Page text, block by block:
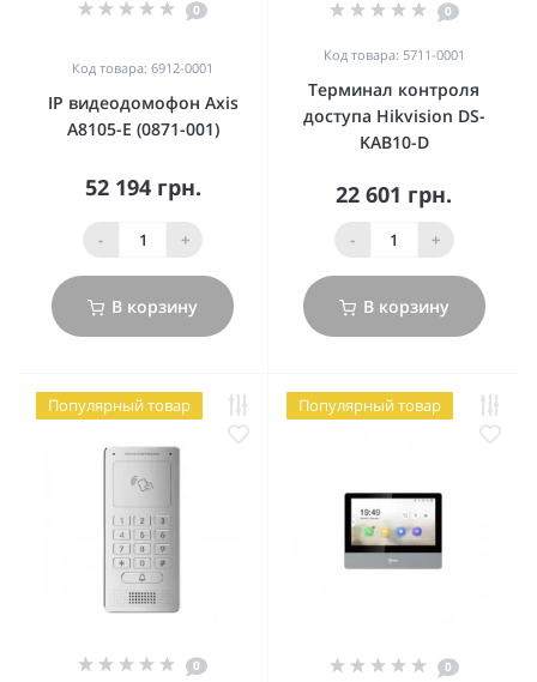
0
Код товара: 6912-0001
IP видеодомофон Axis
A8105-E (0871-001)
52 194 грн.
- +
В корзину
0
Код товара: 5711-0001
Терминал контроля
доступа Hikvision DS-
KAB10-D
22 601 грн.
- +
В корзину
Популярный товар
0
Популярный товар
0